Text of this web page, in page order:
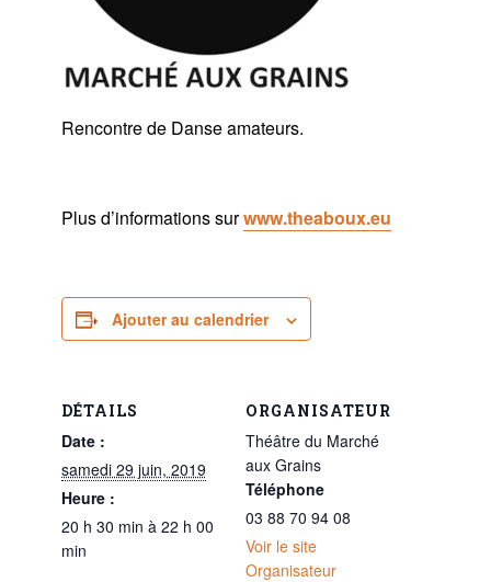
Rencontre de Danse amateurs.
Plus d’informations surwww.theaboux.eu
Ajouter au calendrier
DÉTAILS
Date :
samedi 29 juin, 2019
Heure :
20 h 30 min à 22 h 00
min
ORGANISATEUR
Théâtre du Marché
aux Grains
Téléphone
03 88 70 94 08
Voir le site
Organisateur